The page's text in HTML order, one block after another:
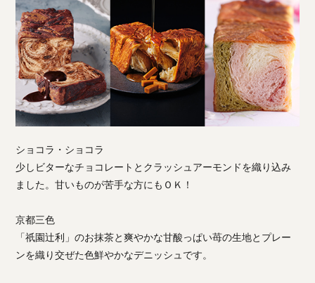
ショコラ・ショコラ
少しビターなチョコレートとクラッシュアーモンドを織り込み
ました。甘いものが苦手な方にもＯＫ！
京都三色
「祇園辻利」のお抹茶と爽やかな甘酸っぱい苺の生地とプレー
ンを織り交ぜた色鮮やかなデニッシュです。